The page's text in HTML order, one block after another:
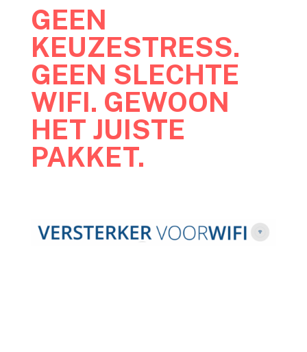
GEEN
KEUZESTRESS.
GEEN SLECHTE
WIFI. GEWOON
HET JUISTE
PAKKET.